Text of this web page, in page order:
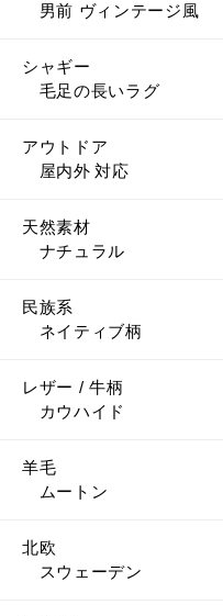
男前 ヴィンテージ風
シャギー
毛足の長いラグ
アウトドア
屋内外 対応
天然素材
ナチュラル
民族系
ネイティブ柄
レザー / 牛柄
カウハイド
羊毛
ムートン
北欧
スウェーデン